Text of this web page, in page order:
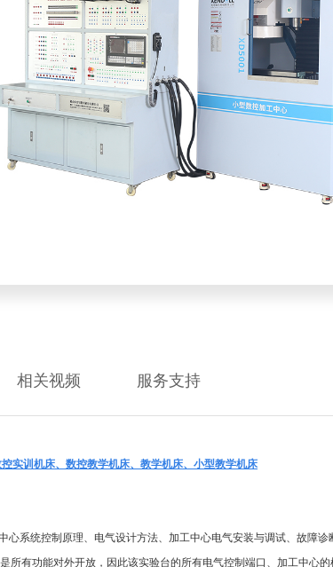
相关视频 服务支持
实训机床、数控教学机床、教学机床、小型教学机床
心系统控制原理、电气设计方法、加工中心电气安装与调试、故障
所有功能对外开放，因此该实验台的所有电气控制端口、加工中心